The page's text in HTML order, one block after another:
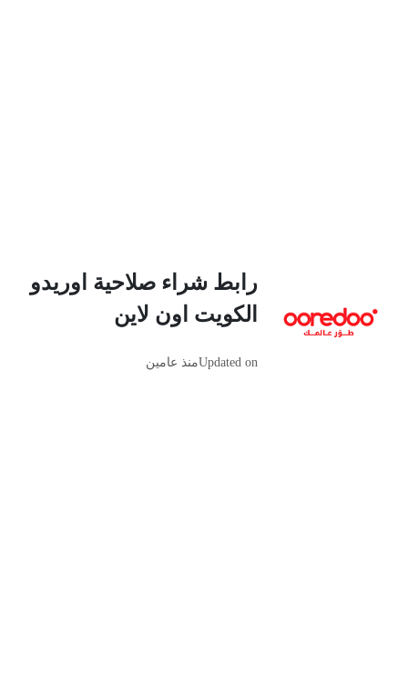
رابط شراء صلاحية اوريدو
الكويت اون لاين
Updated onمنذ عامين